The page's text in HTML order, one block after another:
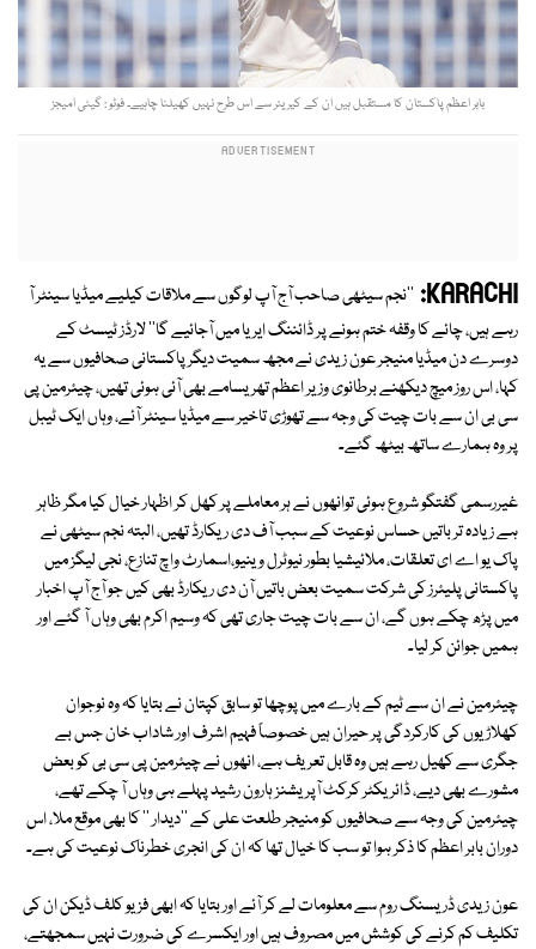
بابر اعظم پاکستان کا مستقبل ہیں ان کے کیریئر سے اس طرح نہیں کھیلنا چاہیے۔ فوٹو : گیٹی امیجز
KARACHI: ''نجم سیٹھی صاحب آج آپ لوگوں سے ملاقات کیلیے میڈیا سینٹر آ
رہے ہیں، چائے کا وقفہ ختم ہونے پر ڈائننگ ایریا میں آجائیے گا'' لارڈز ٹیسٹ کے
دوسرے دن میڈیا منیجر عون زیدی نے مجھ سمیت دیگر پاکستانی صحافیوں سے یہ
کہا، اس روز میچ دیکھنے برطانوی وزیر اعظم تھریسامے بھی آئی ہوئی تھیں، چیئرمین پی
سی بی ان سے بات چیت کی وجہ سے تھوڑی تاخیر سے میڈیا سینٹر آئے، وہاں ایک ٹیبل
پر وہ ہمارے ساتھ بیٹھ گئے۔
غیررسمی گفتگو شروع ہوئی توانھوں نے ہر معاملے پر کھل کر اظہار خیال کیا مگر ظاہر
ہے زیادہ تر باتیں حساس نوعیت کے سبب آف دی ریکارڈ تھیں، البتہ نجم سیٹھی نے
پاک یو اے ای تعلقات، ملائیشیا بطور نیوٹرل وینیو،اسمارٹ واچ تنازع، نجی لیگز میں
پاکستانی پلیئرز کی شرکت سمیت بعض باتیں آن دی ریکارڈ بھی کیں جو آج آپ اخبار
میں پڑھ چکے ہوں گے، ان سے بات چیت جاری تھی کہ وسیم اکرم بھی وہاں آ گئے اور
ہمیں جوائن کر لیا۔
چیئرمین نے ان سے ٹیم کے بارے میں پوچھا تو سابق کپتان نے بتایا کہ وہ نوجوان
کھلاڑیوں کی کارکردگی پر حیران ہیں خصوصاً فہیم اشرف اور شاداب خان جس بے
جگری سے کھیل رہے ہیں وہ قابل تعریف ہے، انھوں نے چیئرمین پی سی بی کو بعض
مشورے بھی دیے، ڈائریکٹر کرکٹ آپریشنز ہارون رشید پہلے ہی وہاں آ چکے تھے،
چیئرمین کی وجہ سے صحافیوں کو منیجر طلعت علی کے ''دیدار '' کا بھی موقع ملا، اس
دوران بابر اعظم کا ذکر ہوا تو سب کا خیال تھا کہ ان کی انجری خطرناک نوعیت کی ہے۔
عون زیدی ڈریسنگ روم سے معلومات لے کر آئے اور بتایا کہ ابھی فزیو کلف ڈیکن ان کی
تکلیف کم کرنے کی کوشش میں مصروف ہیں اور ایکسرے کی ضرورت نہیں سمجھتے،